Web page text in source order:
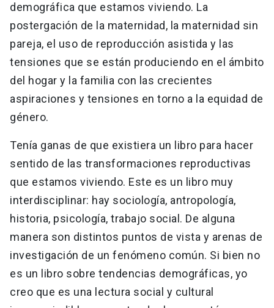
demográfica que estamos viviendo. La
postergación de la maternidad, la maternidad sin
pareja, el uso de reproducción asistida y las
tensiones que se están produciendo en el ámbito
del hogar y la familia con las crecientes
aspiraciones y tensiones en torno a la equidad de
género.
Tenía ganas de que existiera un libro para hacer
sentido de las transformaciones reproductivas
que estamos viviendo. Este es un libro muy
interdisciplinar: hay sociología, antropología,
historia, psicología, trabajo social. De alguna
manera son distintos puntos de vista y arenas de
investigación de un fenómeno común. Si bien no
es un libro sobre tendencias demográficas, yo
creo que es una lectura social y cultural